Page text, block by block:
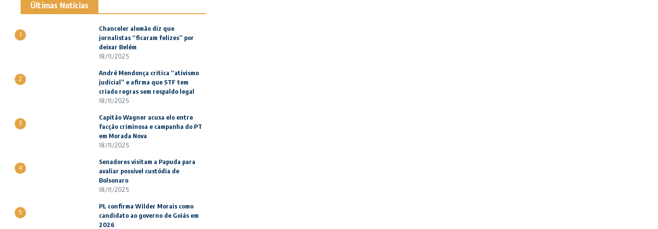
Últimas Notícias
1
Chanceler alemão diz que
jornalistas “ficaram felizes” por
deixar Belém
18/11/2025
2
André Mendonça critica “ativismo
judicial” e afirma que STF tem
criado regras sem respaldo legal
18/11/2025
3
Capitão Wagner acusa elo entre
facção criminosa e campanha do PT
em Morada Nova
18/11/2025
4
Senadores visitam a Papuda para
avaliar possível custódia de
Bolsonaro
18/11/2025
5
PL confirma Wilder Morais como
candidato ao governo de Goiás em
2026